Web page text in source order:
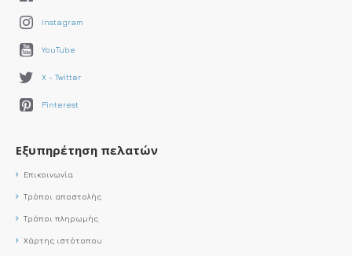
Instagram
YouTube
X - Twitter
Pinterest
Εξυπηρέτηση πελατών
Επικοινωνία
Τρόποι αποστολής
Τρόποι πληρωμής
Χάρτης ιστότοπου